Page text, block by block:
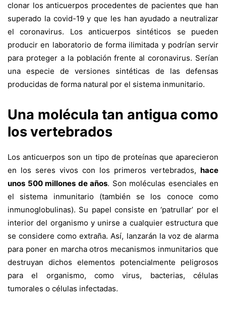
clonar los anticuerpos procedentes de pacientes que han
superado la covid-19 y que les han ayudado a neutralizar
el coronavirus. Los anticuerpos sintéticos se pueden
producir en laboratorio de forma ilimitada y podrían servir
para proteger a la población frente al coronavirus. Serían
una especie de versiones sintéticas de las defensas
producidas de forma natural por el sistema inmunitario.
Una molécula tan antigua como
los vertebrados
Los anticuerpos son un tipo de proteínas que aparecieron
en los seres vivos con los primeros vertebrados, hace
unos 500 millones de años. Son moléculas esenciales en
el sistema inmunitario (también se los conoce como
inmunoglobulinas). Su papel consiste en ‘patrullar’ por el
interior del organismo y unirse a cualquier estructura que
se considere como extraña. Así, lanzarán la voz de alarma
para poner en marcha otros mecanismos inmunitarios que
destruyan dichos elementos potencialmente peligrosos
para el organismo, como virus, bacterias, células
tumorales o células infectadas.